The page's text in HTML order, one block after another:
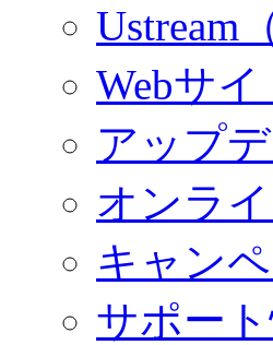
Ustream
Webサ
アップ
オンラ
キャン
サポー